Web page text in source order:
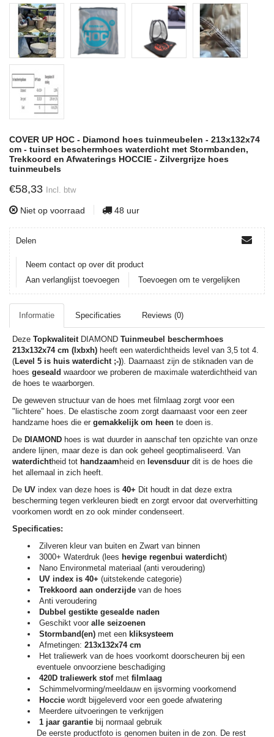
COVER UP HOC - Diamond hoes tuinmeubelen - 213x132x74
cm - tuinset beschermhoes waterdicht met Stormbanden,
Trekkoord en Afwaterings HOCCIE - Zilvergrijze hoes
tuinmeubels
€58,33 Incl. btw
Niet op voorraad 48 uur
Delen
Neem contact op over dit product
Aan verlanglijst toevoegen
Toevoegen om te vergelijken
Informatie Specificaties Reviews (0)
Deze TopkwaliteitDIAMOND Tuinmeubel beschermhoes
213x132x74 cm (lxbxh) heeft een waterdichtheids level van 3,5 tot 4.
(Level 5 is huis waterdicht ;-)). Daarnaast zijn de stiknaden van de
hoes geseald waardoor we proberen de maximale waterdichtheid van
de hoes te waarborgen.
De geweven structuur van de hoes met filmlaag zorgt voor een
"lichtere" hoes. De elastische zoom zorgt daarnaast voor een zeer
handzame hoes die er gemakkelijk om heen te doen is.
De DIAMOND hoes is wat duurder in aanschaf ten opzichte van onze
andere lijnen, maar deze is dan ook geheel geoptimaliseerd. Van
waterdichtheid tot handzaam heid en levensduur dit is de hoes die
het allemaal in zich heeft.
De UV index van deze hoes is 40+ Dit houdt in dat deze extra
bescherming tegen verkleuren biedt en zorgt ervoor dat oververhitting
voorkomen wordt en zo ook minder condenseert.
Specificaties:
Zilveren kleur van buiten en Zwart van binnen
3000+ Waterdruk (lees hevige regenbui waterdicht)
Nano Environmetal materiaal (anti veroudering)
UV index is 40+ (uitstekende categorie)
Trekkoord aan onderzijde van de hoes
Anti veroudering
Dubbel gestikte gesealde naden
Geschikt voor alle seizoenen
Stormband(en) met een kliksysteem
Afmetingen: 213x132x74 cm
Het traliewerk van de hoes voorkomt doorscheuren bij een
eventuele onvoorziene beschadiging
420D traliewerk stofmet filmlaag
Schimmelvorming/meeldauw en ijsvorming voorkomend
Hoccie wordt bijgeleverd voor een goede afwatering
Meerdere uitvoeringen te verkrijgen
1 jaar garantie bij normaal gebruik
De eerste productfoto is genomen buiten in de zon. De rest